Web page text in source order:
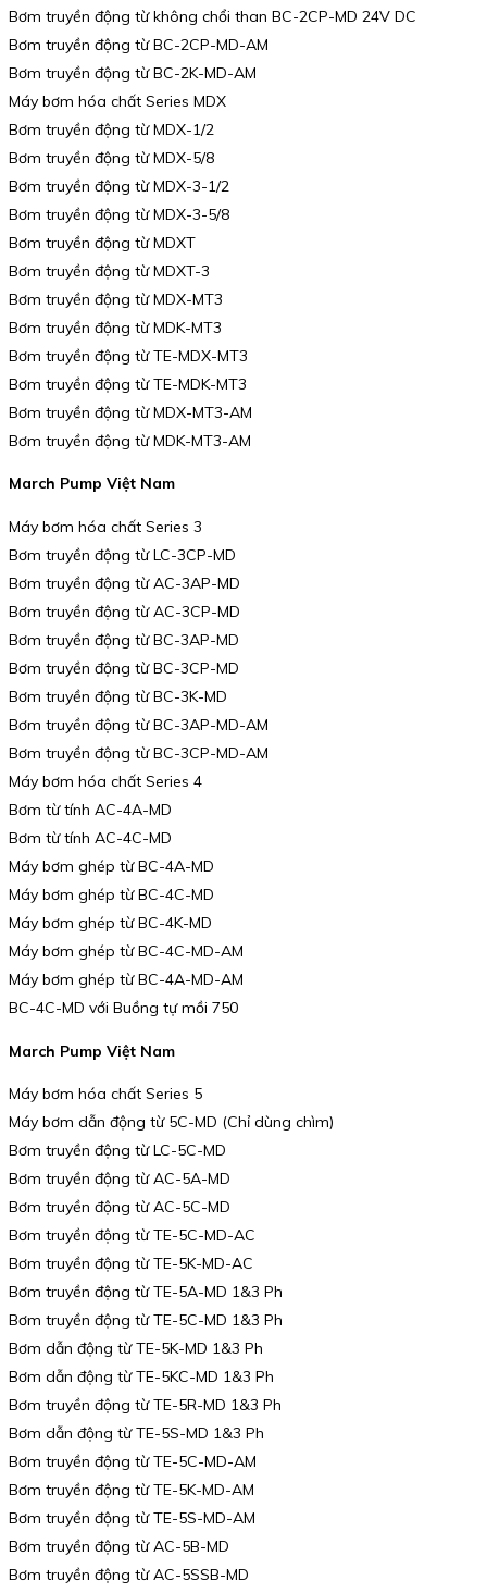
Bơm truyền động từ không chổi than BC-2CP-MD 24V DC
Bơm truyền động từ BC-2CP-MD-AM
Bơm truyền động từ BC-2K-MD-AM
Máy bơm hóa chất Series MDX
Bơm truyền động từ MDX-1/2
Bơm truyền động từ MDX-5/8
Bơm truyền động từ MDX-3-1/2
Bơm truyền động từ MDX-3-5/8
Bơm truyền động từ MDXT
Bơm truyền động từ MDXT-3
Bơm truyền động từ MDX-MT3
Bơm truyền động từ MDK-MT3
Bơm truyền động từ TE-MDX-MT3
Bơm truyền động từ TE-MDK-MT3
Bơm truyền động từ MDX-MT3-AM
Bơm truyền động từ MDK-MT3-AM
March Pump Việt Nam
Máy bơm hóa chất Series 3
Bơm truyền động từ LC-3CP-MD
Bơm truyền động từ AC-3AP-MD
Bơm truyền động từ AC-3CP-MD
Bơm truyền động từ BC-3AP-MD
Bơm truyền động từ BC-3CP-MD
Bơm truyền động từ BC-3K-MD
Bơm truyền động từ BC-3AP-MD-AM
Bơm truyền động từ BC-3CP-MD-AM
Máy bơm hóa chất Series 4
Bơm từ tính AC-4A-MD
Bơm từ tính AC-4C-MD
Máy bơm ghép từ BC-4A-MD
Máy bơm ghép từ BC-4C-MD
Máy bơm ghép từ BC-4K-MD
Máy bơm ghép từ BC-4C-MD-AM
Máy bơm ghép từ BC-4A-MD-AM
BC-4C-MD với Buồng tự mồi 750
March Pump Việt Nam
Máy bơm hóa chất Series 5
Máy bơm dẫn động từ 5C-MD (Chỉ dùng chìm)
Bơm truyền động từ LC-5C-MD
Bơm truyền động từ AC-5A-MD
Bơm truyền động từ AC-5C-MD
Bơm truyền động từ TE-5C-MD-AC
Bơm truyền động từ TE-5K-MD-AC
Bơm truyền động từ TE-5A-MD 1&3 Ph
Bơm truyền động từ TE-5C-MD 1&3 Ph
Bơm dẫn động từ TE-5K-MD 1&3 Ph
Bơm dẫn động từ TE-5KC-MD 1&3 Ph
Bơm truyền động từ TE-5R-MD 1&3 Ph
Bơm dẫn động từ TE-5S-MD 1&3 Ph
Bơm truyền động từ TE-5C-MD-AM
Bơm truyền động từ TE-5K-MD-AM
Bơm truyền động từ TE-5S-MD-AM
Bơm truyền động từ AC-5B-MD
Bơm truyền động từ AC-5SSB-MD